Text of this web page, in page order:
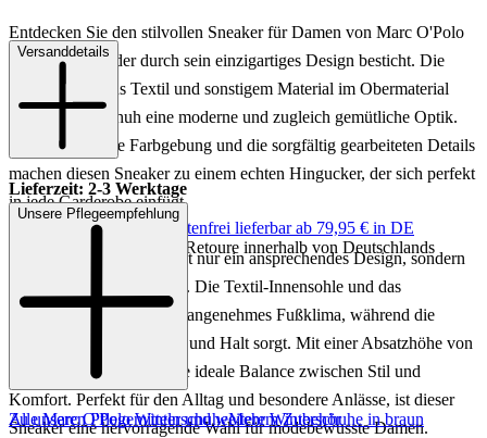
Entdecken Sie den stilvollen Sneaker für Damen von Marc O'Polo
in Mittelbraun, der durch sein einzigartiges Design besticht. Die
Kombination aus Textil und sonstigem Material im Obermaterial
verleiht dem Schuh eine moderne und zugleich gemütliche Optik.
Die harmonische Farbgebung und die sorgfältig gearbeiteten Details
machen diesen Sneaker zu einem echten Hingucker, der sich perfekt
in jede Garderobe einfügt.
Dieser Sneaker bietet nicht nur ein ansprechendes Design, sondern
auch hohen Tragekomfort. Die Textil-Innensohle und das
Textilfutter sorgen für ein angenehmes Fußklima, während die
Gummisohle für Stabilität und Halt sorgt. Mit einer Absatzhöhe von
4 cm bietet der Schuh eine ideale Balance zwischen Stil und
Komfort. Perfekt für den Alltag und besondere Anlässe, ist dieser
Sneaker eine hervorragende Wahl für modebewusste Damen.
Versanddetails
Lieferzeit: 2-3 Werktage
Keine Versandkosten:
kostenfrei lieferbar ab 79,95 € in DE
Einfache und Kostenlose Retoure innerhalb von Deutschlands
Unsere Pflegeempfehlung
Zu unseren Pflegemitteln und weiterem Zubehör
Alle Marc O'Polo WinterschuheMehr Winterschuhe in braun